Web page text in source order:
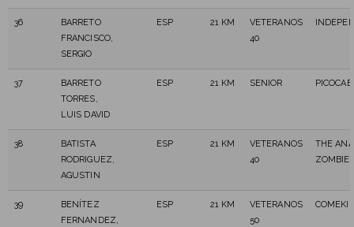
36
BARRETO
FRANCISCO,
SERGIO
ESP 21 KM
VETERANOS
40
37
BARRETO
TORRES,
LUIS DAVID
ESP 21 KM SENIOR
38
BATISTA
RODRIGUEZ,
AGUSTIN
ESP 21 KM
VETERANOS
40
THE
ZOMBIE
39
BENÍTEZ
FERNANDEZ,
ESP 21 KM
VETERANOS
50